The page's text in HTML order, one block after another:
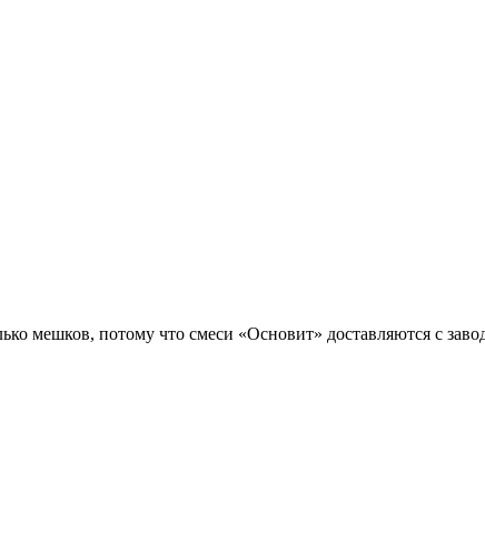
мешков, потому что смеси «Основит» доставляются с